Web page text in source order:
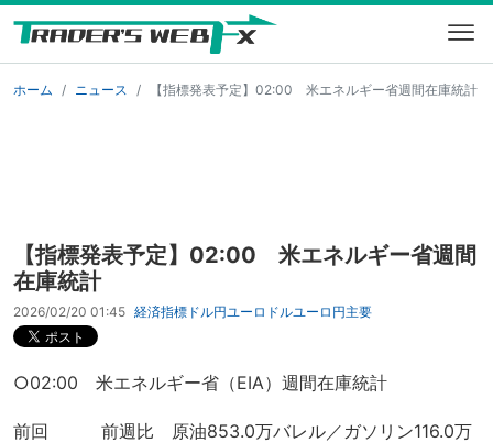
ホーム ニュース 【指標発表予定】02:00 米エネルギー省週間在庫統計
【指標発表予定】02:00 米エネルギー省週間
在庫統計
2026/02/20 01:45 経済指標 ドル円ユーロドルユーロ円主要
○02:00 米エネルギー省（EIA）週間在庫統計
前回 前週比 原油853.0万バレル／ガソリン116.0万